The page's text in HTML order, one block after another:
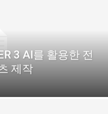
3 AI를 활용한 전
제작